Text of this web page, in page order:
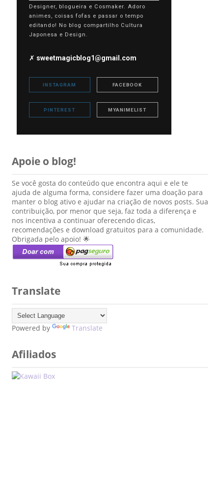
Designer, blogueira e Cosmaker. Adoro
animes, coisas fofas e passar o tempo
editando! No blog compartilho Cultura
Japonesa e Design.
✗ sweetmagicblog1@gmail.com
INSTAGRAM FACEBOOK
PINTEREST MYANIMELIST
Apoie o blog!
Se você gosta do conteúdo que encontra aqui e ele te
ajuda de alguma forma, considere fazer uma doação para
manter o blog ativo e ajudar na criação de novos posts. Sua
contribuição, por menor que seja, faz toda a diferença e
nos incentiva a continuar oferecendo dicas,
recomendações e download gratuitos para a comunidade.
Obrigada pelo apoio! 🌟
Translate
Powered by Translate
Afiliados